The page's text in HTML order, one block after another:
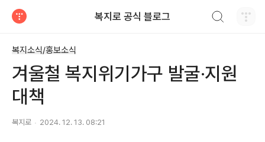
복지로 공식 블로그
복지소식/홍보소식
겨울철 복지위기가구 발굴·지원
대책
복지로 2024. 12. 13. 08:21